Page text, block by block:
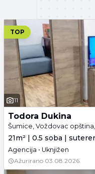
TOP
11
Todora Dukina
Šumice, Voždovac
21m² | 0.5 soba |
Agencija • Uknjižen
Ažurirano 03.08.2026.